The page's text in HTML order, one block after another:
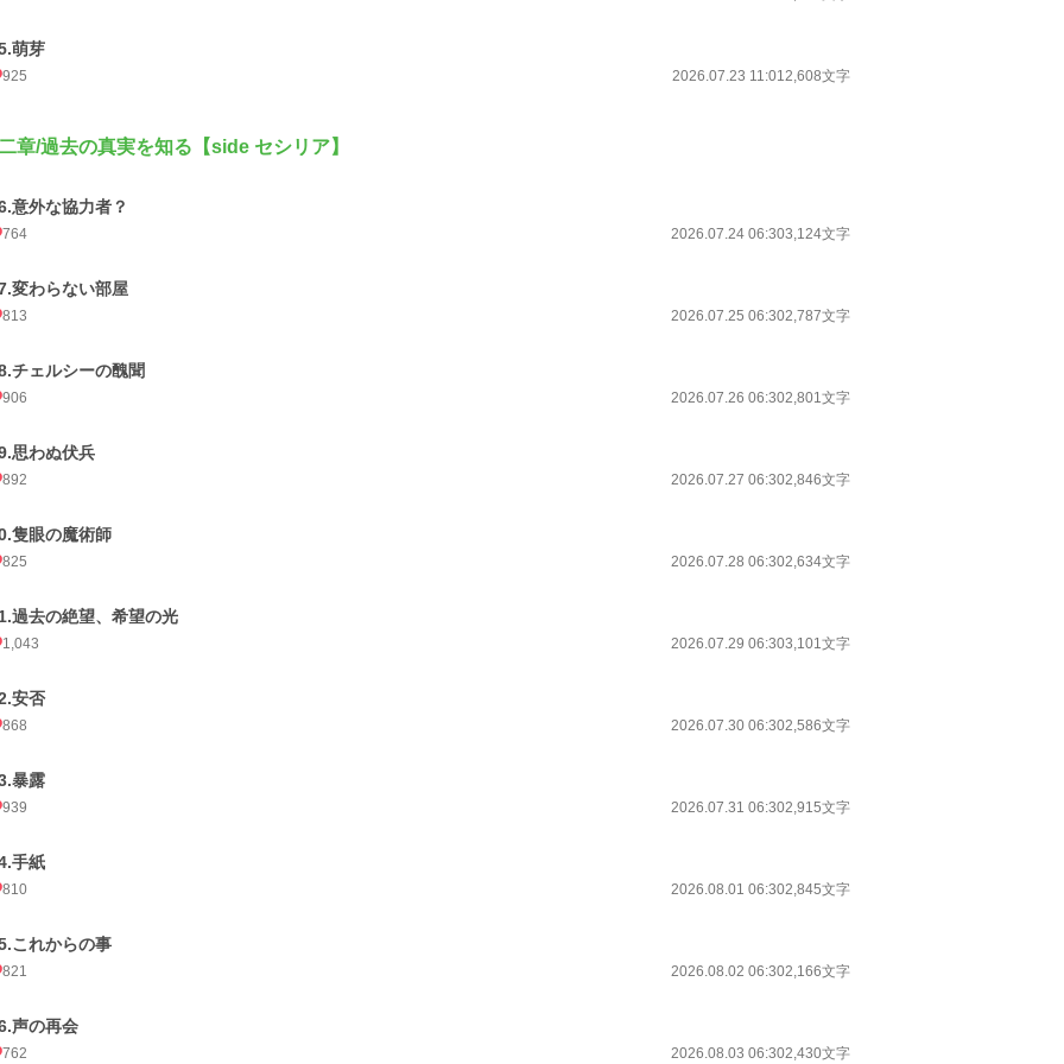
萌芽
925 2026.07.23 11:012,608文字
章/過去の真実を知る【side セシリア】
意外な協力者？
764 2026.07.24 06:303,124文字
変わらない部屋
813 2026.07.25 06:302,787文字
チェルシーの醜聞
906 2026.07.26 06:302,801文字
思わぬ伏兵
892 2026.07.27 06:302,846文字
隻眼の魔術師
825 2026.07.28 06:302,634文字
過去の絶望、希望の光
1,043 2026.07.29 06:303,101文字
安否
868 2026.07.30 06:302,586文字
暴露
939 2026.07.31 06:302,915文字
手紙
810 2026.08.01 06:302,845文字
これからの事
821 2026.08.02 06:302,166文字
声の再会
762 2026.08.03 06:302,430文字